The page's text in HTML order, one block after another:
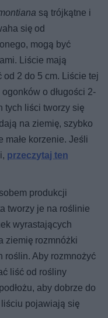
są trójkątne i
się od
mogą być
Liście mają
od 2 do 5 cm. Liście tej
o długości 2-
tych liści tworzy się
na ziemię, szybko
małe korzenie. Jeśli
przeczytaj ten
produkcji
tworzy je na roślinie
wyrastających
ziemię rozmnóżki
roślin. Aby rozmnożyć
liść od rośliny
aby dobrze do
pojawiają się